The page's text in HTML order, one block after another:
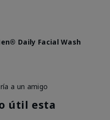
Daily Facial Wash
a un amigo
útil esta